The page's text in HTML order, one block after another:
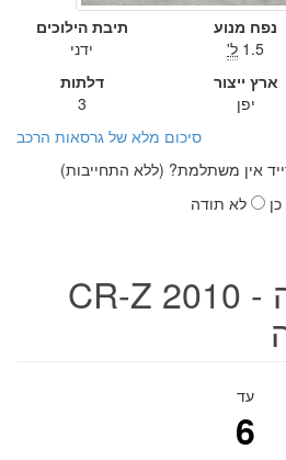
נפח מנוע
1.5 ל'
תיבת הילוכים
ידני
ארץ ייצור
יפן
דלתות
3
סיכום מלא של גרסאות הרכב
אין משתלמת? (ללא התחייבות)
כן
לא תודה
בטיחות הונדה CR-Z 2010 -
עד
6